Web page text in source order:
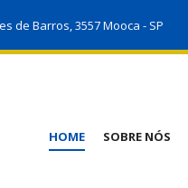
de Barros, 3557 Mooca - SP
HOME SOBRE NÓS